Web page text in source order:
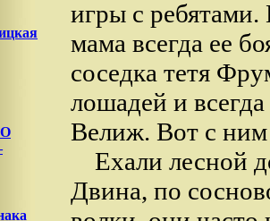
игры с
мама всегда ее
соседка тетя
лошадей и
Велиж. Вот с ним
Ехали лесной
Двина, по